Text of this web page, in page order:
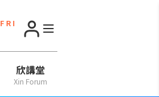
F R I
欣講堂
Xin Forum